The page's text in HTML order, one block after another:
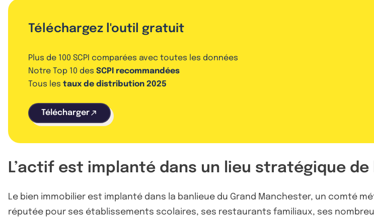
Téléchargez l'outil gratuit
Plus de 100 SCPI comparées avec toutes les données
Notre Top 10 des SCPI recommandées
Tous les taux de distribution 2025
Télécharger
L’actif est implanté dans un lieu stratégique de
Le bien immobilier est implanté dans la banlieue du Grand Manchester, un comté
réputée pour ses établissements scolaires, ses restaurants familiaux, ses